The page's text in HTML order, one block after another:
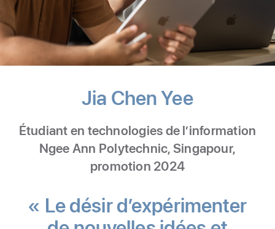
Jia Chen Yee-
d’apps
Étudiant en technologies de l’information
Ngee Ann Polytechnic, Singapour,
promotion 2024
« Le désir d’expérimenter